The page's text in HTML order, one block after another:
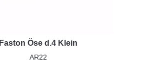
Faston Öse d.4 Klein
AR22